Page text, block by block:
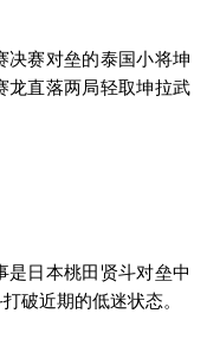
决赛对垒的泰国小将坤
龙直落两局轻取坤拉武
是日本桃田贤斗对垒中
破近期的低迷状态。